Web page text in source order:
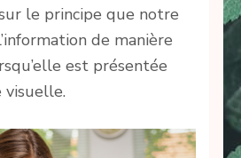
le principe que notre
de manière
est présentée
visuelle.